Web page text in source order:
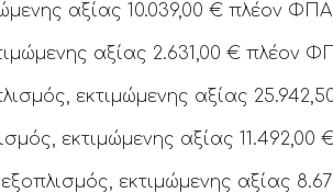
αξίας 10.039,00 € πλέον ΦΠΑ
αξίας 2.631,00 € πλέον
εκτιμώμενης αξίας
εκτιμώμενης αξίας 11.492,00
εκτιμώμενης αξίας